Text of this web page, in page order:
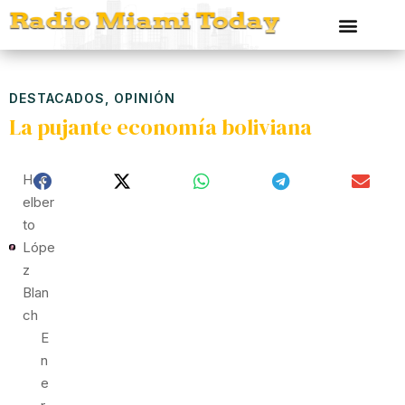
DESTACADOS OPINIÓN
La pujante economía boliviana
Hed
Elber
To
Lópe
Z
Blan
Ch
E
N
E